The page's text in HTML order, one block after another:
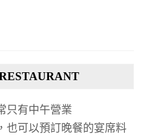
只有中午營業
也可以預訂晚餐的宴席料